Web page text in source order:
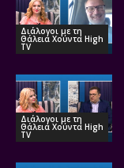
Διάλογοι με τη
Θάλεια Χούντα High
TV
Διάλογοι με τη
Θάλεια Χούντα High
TV